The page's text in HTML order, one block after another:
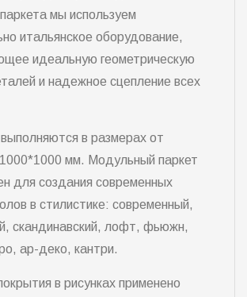
мы используем
итальянское оборудование,
идеальную геометрическую
и надежное сцепление всех
в размерах от
мм. Модульный паркет
для создания современных
в стилистике: современный,
скандинавский, лофт, фьюжн,
ар-деко, кантри.
в рисунках применено